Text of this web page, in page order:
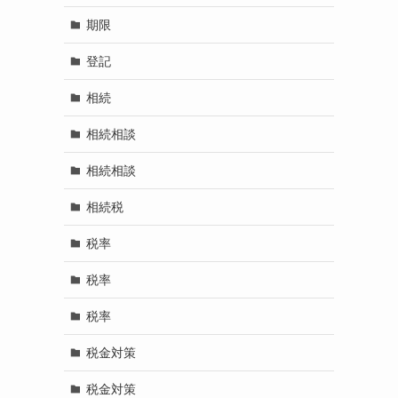
期限
登記
相続
相続相談
相続相談
相続税
税率
税率
税率
税金対策
税金対策